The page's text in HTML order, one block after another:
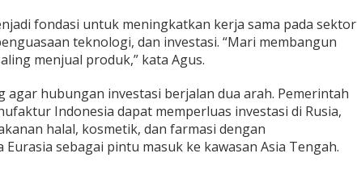
fondasi untuk meningkatkan kerja sama pada sektor
teknologi, dan investasi. “Mari membangun
menjual produk,” kata Agus.
agar hubungan investasi berjalan dua arah. Pemerintah
Indonesia dapat memperluas investasi di Rusia,
halal, kosmetik, dan farmasi dengan
sebagai pintu masuk ke kawasan Asia Tengah.